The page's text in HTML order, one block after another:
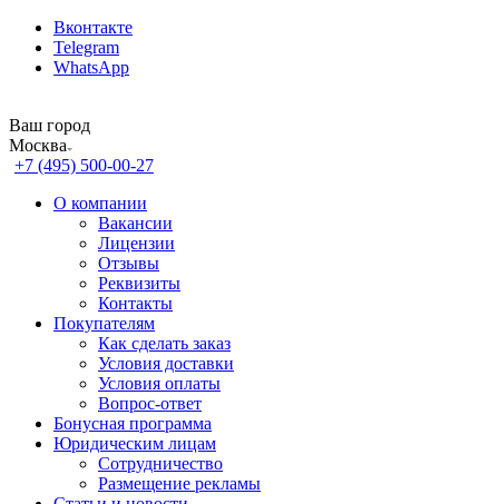
Вконтакте
Telegram
WhatsApp
Ваш город
Москва
+7 (495) 500-00-27
О компании
Вакансии
Лицензии
Отзывы
Реквизиты
Контакты
Покупателям
Как сделать заказ
Условия доставки
Условия оплаты
Вопрос-ответ
Бонусная программа
Юридическим лицам
Сотрудничество
Размещение рекламы